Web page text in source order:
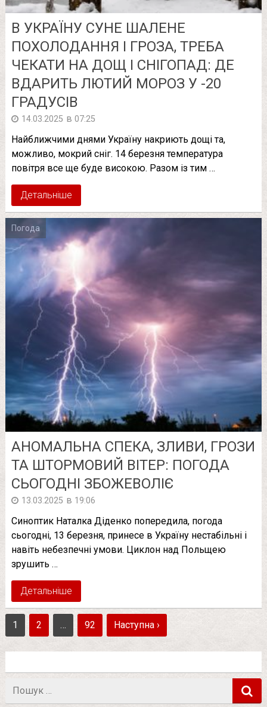
В УКРАЇНУ СУНЕ ШАЛЕНЕ
ПОХОЛОДАННЯ І ГРОЗА, ТРЕБА
ЧЕКАТИ НА ДОЩ І СНІГОПАД: ДЕ
ВДАРИТЬ ЛЮТИЙ МОРОЗ У -20
ГРАДУСІВ
14.03.2025 в 07:25
Найближчими днями Україну накриють дощі та,
можливо, мокрий сніг. 14 березня температура
повітря все ще буде високою. Разом із тим …
Детальніше
Погода
АНОМАЛЬНА СПЕКА, ЗЛИВИ, ГРОЗИ
ТА ШТОРМОВИЙ ВІТЕР: ПОГОДА
СЬОГОДНІ ЗБОЖЕВОЛІЄ
13.03.2025 в 19:06
Синоптик Наталка Діденко попередила, погода
сьогодні, 13 березня, принесе в Україну нестабільні і
навіть небезпечні умови. Циклон над Польщею
зрушить …
Детальніше
1 2 … 92 Наступна ›
Пошук